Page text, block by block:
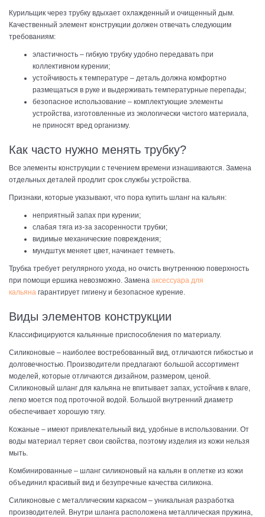
Курильщик через трубку вдыхает охлажденный и очищенный дым.
Качественный элемент конструкции должен отвечать следующим
требованиям:
эластичность – гибкую трубку удобно передавать при
коллективном курении;
устойчивость к температуре – деталь должна комфортно
размещаться в руке и выдерживать температурные перепады;
безопасное использование – комплектующие элементы
устройства, изготовленные из экологически чистого материала,
не приносят вред организму.
Как часто нужно менять трубку?
Все элементы конструкции с течением времени изнашиваются. Замена
отдельных деталей продлит срок службы устройства.
Признаки, которые указывают, что пора купить шланг на кальян:
неприятный запах при курении;
слабая тяга из-за засоренности трубки;
видимые механические повреждения;
мундштук меняет цвет, начинает темнеть.
Трубка требует регулярного ухода, но очисть внутреннюю поверхность
при помощи ершика невозможно. Замена аксессуара для
кальяна гарантирует гигиену и безопасное курение.
Виды элементов конструкции
Классифицируются кальянные приспособления по материалу.
Силиконовые – наиболее востребованный вид, отличаются гибкостью и
долговечностью. Производители предлагают большой ассортимент
моделей, которые отличаются дизайном, размером, ценой.
Силиконовый шланг для кальяна не впитывает запах, устойчив к влаге,
легко моется под проточной водой. Большой внутренний диаметр
обеспечивает хорошую тягу.
Кожаные – имеют привлекательный вид, удобные в использовании. От
воды материал теряет свои свойства, поэтому изделия из кожи нельзя
мыть.
Комбинированные – шланг силиконовый на кальян в оплетке из кожи
объединил красивый вид и безупречные качества силикона.
Силиконовые с металлическим каркасом – уникальная разработка
производителей. Внутри шланга расположена металлическая пружина,